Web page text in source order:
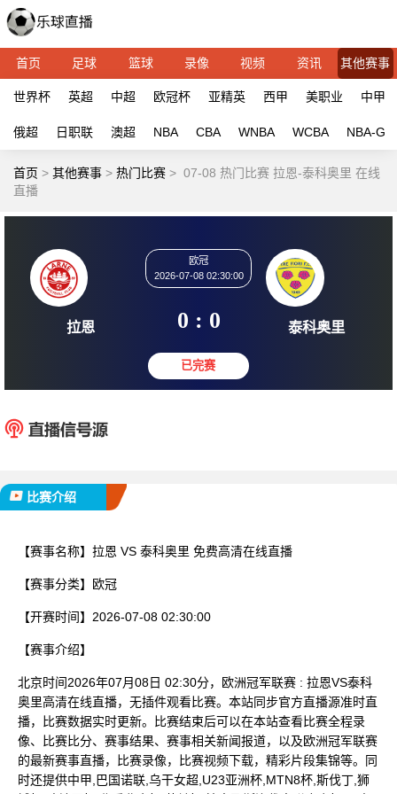
首页 足球 篮球 录像 视频 资讯 其他赛事
世界杯 英超 中超 欧冠杯 亚精英 西甲 美职业 中甲
俄超 日职联 澳超 NBA CBA WNBA WCBA NBA-G
首页 > 其他赛事 > 热门比赛 > 07-08 热门比赛 拉恩-泰科奥里 在线
直播
2026-07-08 02:30:00
0 : 0
比赛介绍
【赛事名称】 拉恩 VS 泰科奥里 免费高清在线直播
【赛事分类】 欧冠
【开赛时间】 2026-07-08 02:30:00
【赛事介绍】
北京时间2026年07月08日 02:30分，欧洲冠军联赛 : 拉恩VS泰科
奥里高清在线直播，无插件观看比赛。本站同步官方直播源准时直
播，比赛数据实时更新。比赛结束后可以在本站查看比赛全程录
像、比赛比分、赛事结果、赛事相关新闻报道，以及欧洲冠军联赛
的最新赛事直播，比赛录像，比赛视频下载，精彩片段集锦等。同
时还提供中甲,巴国诺联,乌干女超,U23亚洲杯,MTN8杯,斯伐丁,狮